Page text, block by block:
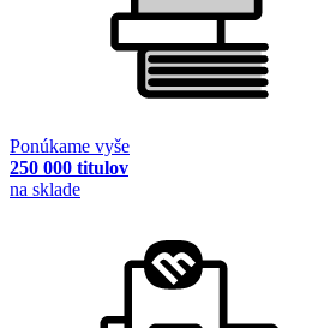
Ponúkame vyše
250 000 titulov
na sklade